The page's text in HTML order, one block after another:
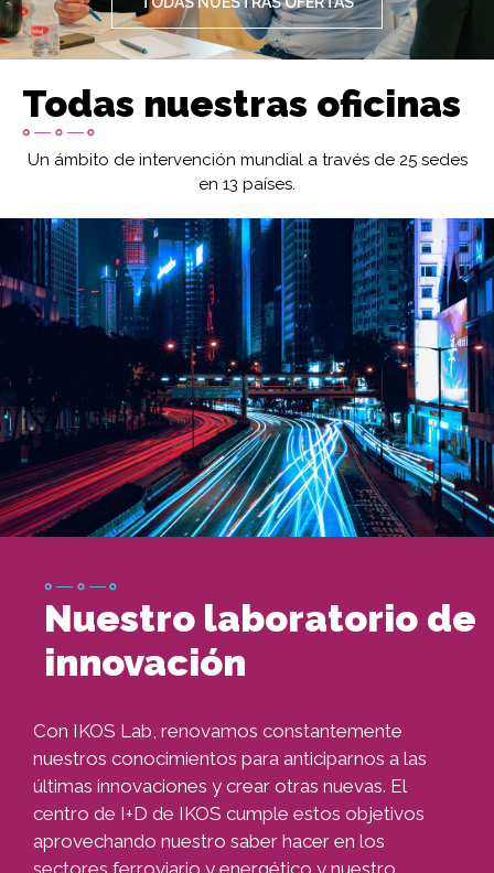
Todas nuestras oficinas
Un ámbito de intervención mundial a través de 25 sedes
en 13 países.
Imagen
Nuestro laboratorio de
innovación
Con IKOS Lab, renovamos constantemente
nuestros conocimientos para anticiparnos a las
últimas innovaciones y crear otras nuevas. El
centro de I+D de IKOS cumple estos objetivos
aprovechando nuestro saber hacer en los